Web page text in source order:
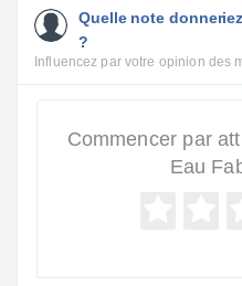
Quelle note
?
Influencez par votre opinion des
Commencer par
Eau